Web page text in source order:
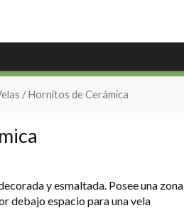
/ Hornitos de Cerámica
y esmaltada. Posee una zona
debajo espacio para una vela